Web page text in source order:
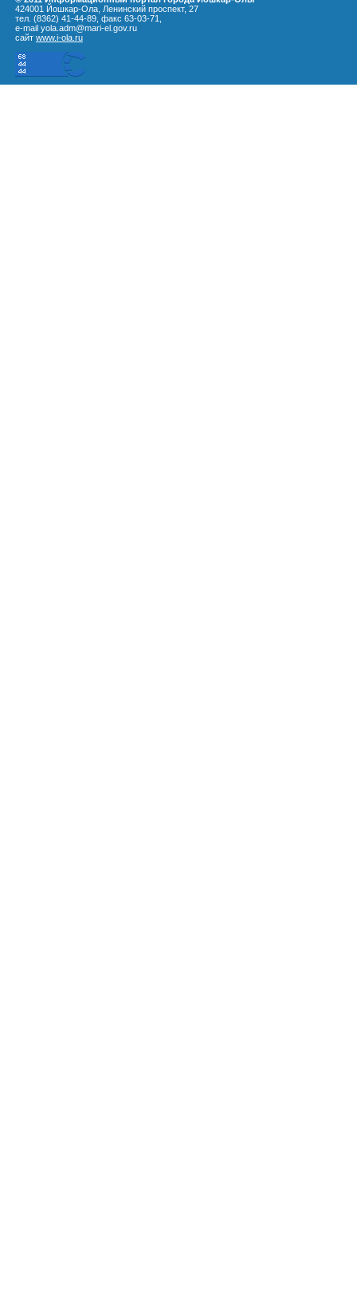
424001 Йошкар-Ола, Ленинский проспект, 27
тел. (8362) 41-44-89, факс 63-03-71,
e-mail yola.adm@mari-el.gov.ru
сайт www.i-ola.ru